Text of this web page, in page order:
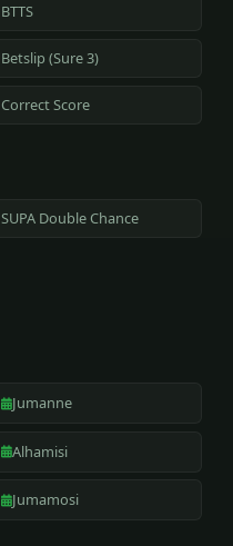
BTTS
Betslip (Sure 3)
Correct Score
SUPA Double Chance
Jumanne
Alhamisi
Jumamosi